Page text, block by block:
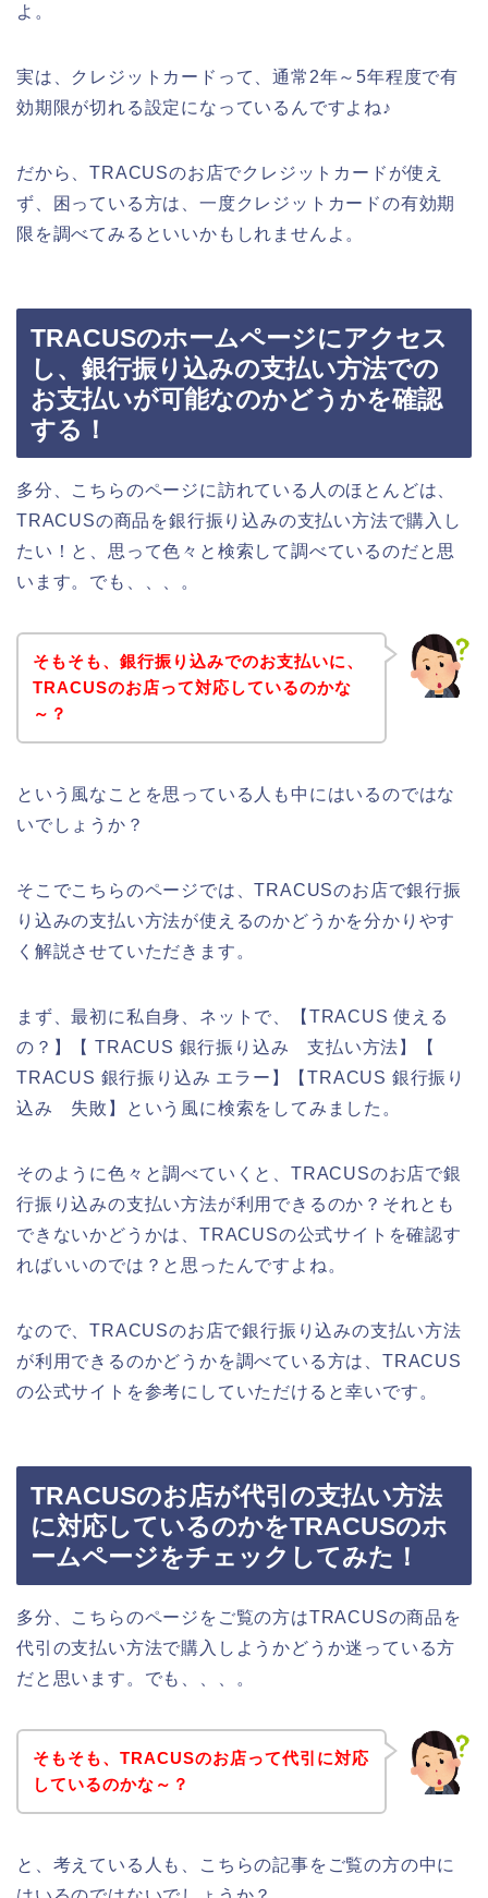
よ。
実は、クレジットカードって、通常2年～5年程度で有
効期限が切れる設定になっているんですよね♪
だから、TRACUSのお店でクレジットカードが使え
ず、困っている方は、一度クレジットカードの有効期
限を調べてみるといいかもしれませんよ。
TRACUSのホームページにアクセス
し、銀行振り込みの支払い方法での
お支払いが可能なのかどうかを確認
する！
多分、こちらのページに訪れている人のほとんどは、
TRACUSの商品を銀行振り込みの支払い方法で購入し
たい！と、思って色々と検索して調べているのだと思
います。でも、、、。
そもそも、銀行振り込みでのお支払いに、
TRACUSのお店って対応しているのかな
～？
という風なことを思っている人も中にはいるのではな
いでしょうか？
そこでこちらのページでは、TRACUSのお店で銀行振
り込みの支払い方法が使えるのかどうかを分かりやす
く解説させていただきます。
まず、最初に私自身、ネットで、【TRACUS 使える
の？】【 TRACUS 銀行振り込み 支払い方法】【
TRACUS 銀行振り込み エラー】【TRACUS 銀行振り
込み 失敗】という風に検索をしてみました。
そのように色々と調べていくと、TRACUSのお店で銀
行振り込みの支払い方法が利用できるのか？それとも
できないかどうかは、TRACUSの公式サイトを確認す
ればいいのでは？と思ったんですよね。
なので、TRACUSのお店で銀行振り込みの支払い方法
が利用できるのかどうかを調べている方は、TRACUS
の公式サイトを参考にしていただけると幸いです。
TRACUSのお店が代引の支払い方法
に対応しているのかをTRACUSのホ
ームページをチェックしてみた！
多分、こちらのページをご覧の方はTRACUSの商品を
代引の支払い方法で購入しようかどうか迷っている方
だと思います。でも、、、。
そもそも、TRACUSのお店って代引に対応
しているのかな～？
と、考えている人も、こちらの記事をご覧の方の中に